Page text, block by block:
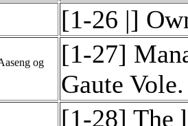
[1-26 |]
og
[1-27]
Gaute Vole.
[1-28] The